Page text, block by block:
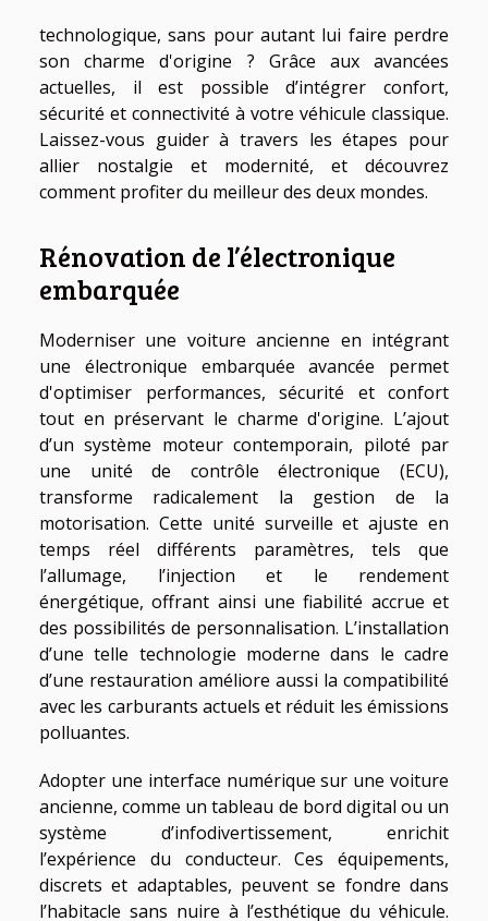
technologique, sans pour autant lui faire perdre
son charme d'origine ? Grâce aux avancées
actuelles, il est possible d’intégrer confort,
sécurité et connectivité à votre véhicule classique.
Laissez-vous guider à travers les étapes pour
allier nostalgie et modernité, et découvrez
comment profiter du meilleur des deux mondes.
Rénovation de l’électronique
embarquée
Moderniser une voiture ancienne en intégrant
une électronique embarquée avancée permet
d'optimiser performances, sécurité et confort
tout en préservant le charme d'origine. L’ajout
d’un système moteur contemporain, piloté par
une unité de contrôle électronique (ECU),
transforme radicalement la gestion de la
motorisation. Cette unité surveille et ajuste en
temps réel différents paramètres, tels que
l’allumage, l’injection et le rendement
énergétique, offrant ainsi une fiabilité accrue et
des possibilités de personnalisation. L’installation
d’une telle technologie moderne dans le cadre
d’une restauration améliore aussi la compatibilité
avec les carburants actuels et réduit les émissions
polluantes.
Adopter une interface numérique sur une voiture
ancienne, comme un tableau de bord digital ou un
système d’infodivertissement, enrichit
l’expérience du conducteur. Ces équipements,
discrets et adaptables, peuvent se fondre dans
l’habitacle sans nuire à l’esthétique du véhicule.